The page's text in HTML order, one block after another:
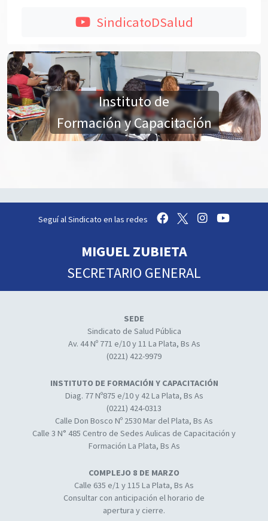
SindicatoDSalud
Instituto de
Formación y Capacitación
Seguí al Sindicato en las redes
MIGUEL ZUBIETA
SECRETARIO GENERAL
SEDE
Sindicato de Salud Pública
Av. 44 Nº 771 e/10 y 11 La Plata, Bs As
(0221) 422-9979
INSTITUTO DE FORMACIÓN Y CAPACITACIÓN
Diag. 77 Nº875 e/10 y 42 La Plata, Bs As
(0221) 424-0313
Calle Don Bosco Nº 2530 Mar del Plata, Bs As
Calle 3 N° 485 Centro de Sedes Aulicas de Capacitación y
Formación La Plata, Bs As
COMPLEJO 8 DE MARZO
Calle 635 e/1 y 115 La Plata, Bs As
Consultar con anticipación el horario de
apertura y cierre.